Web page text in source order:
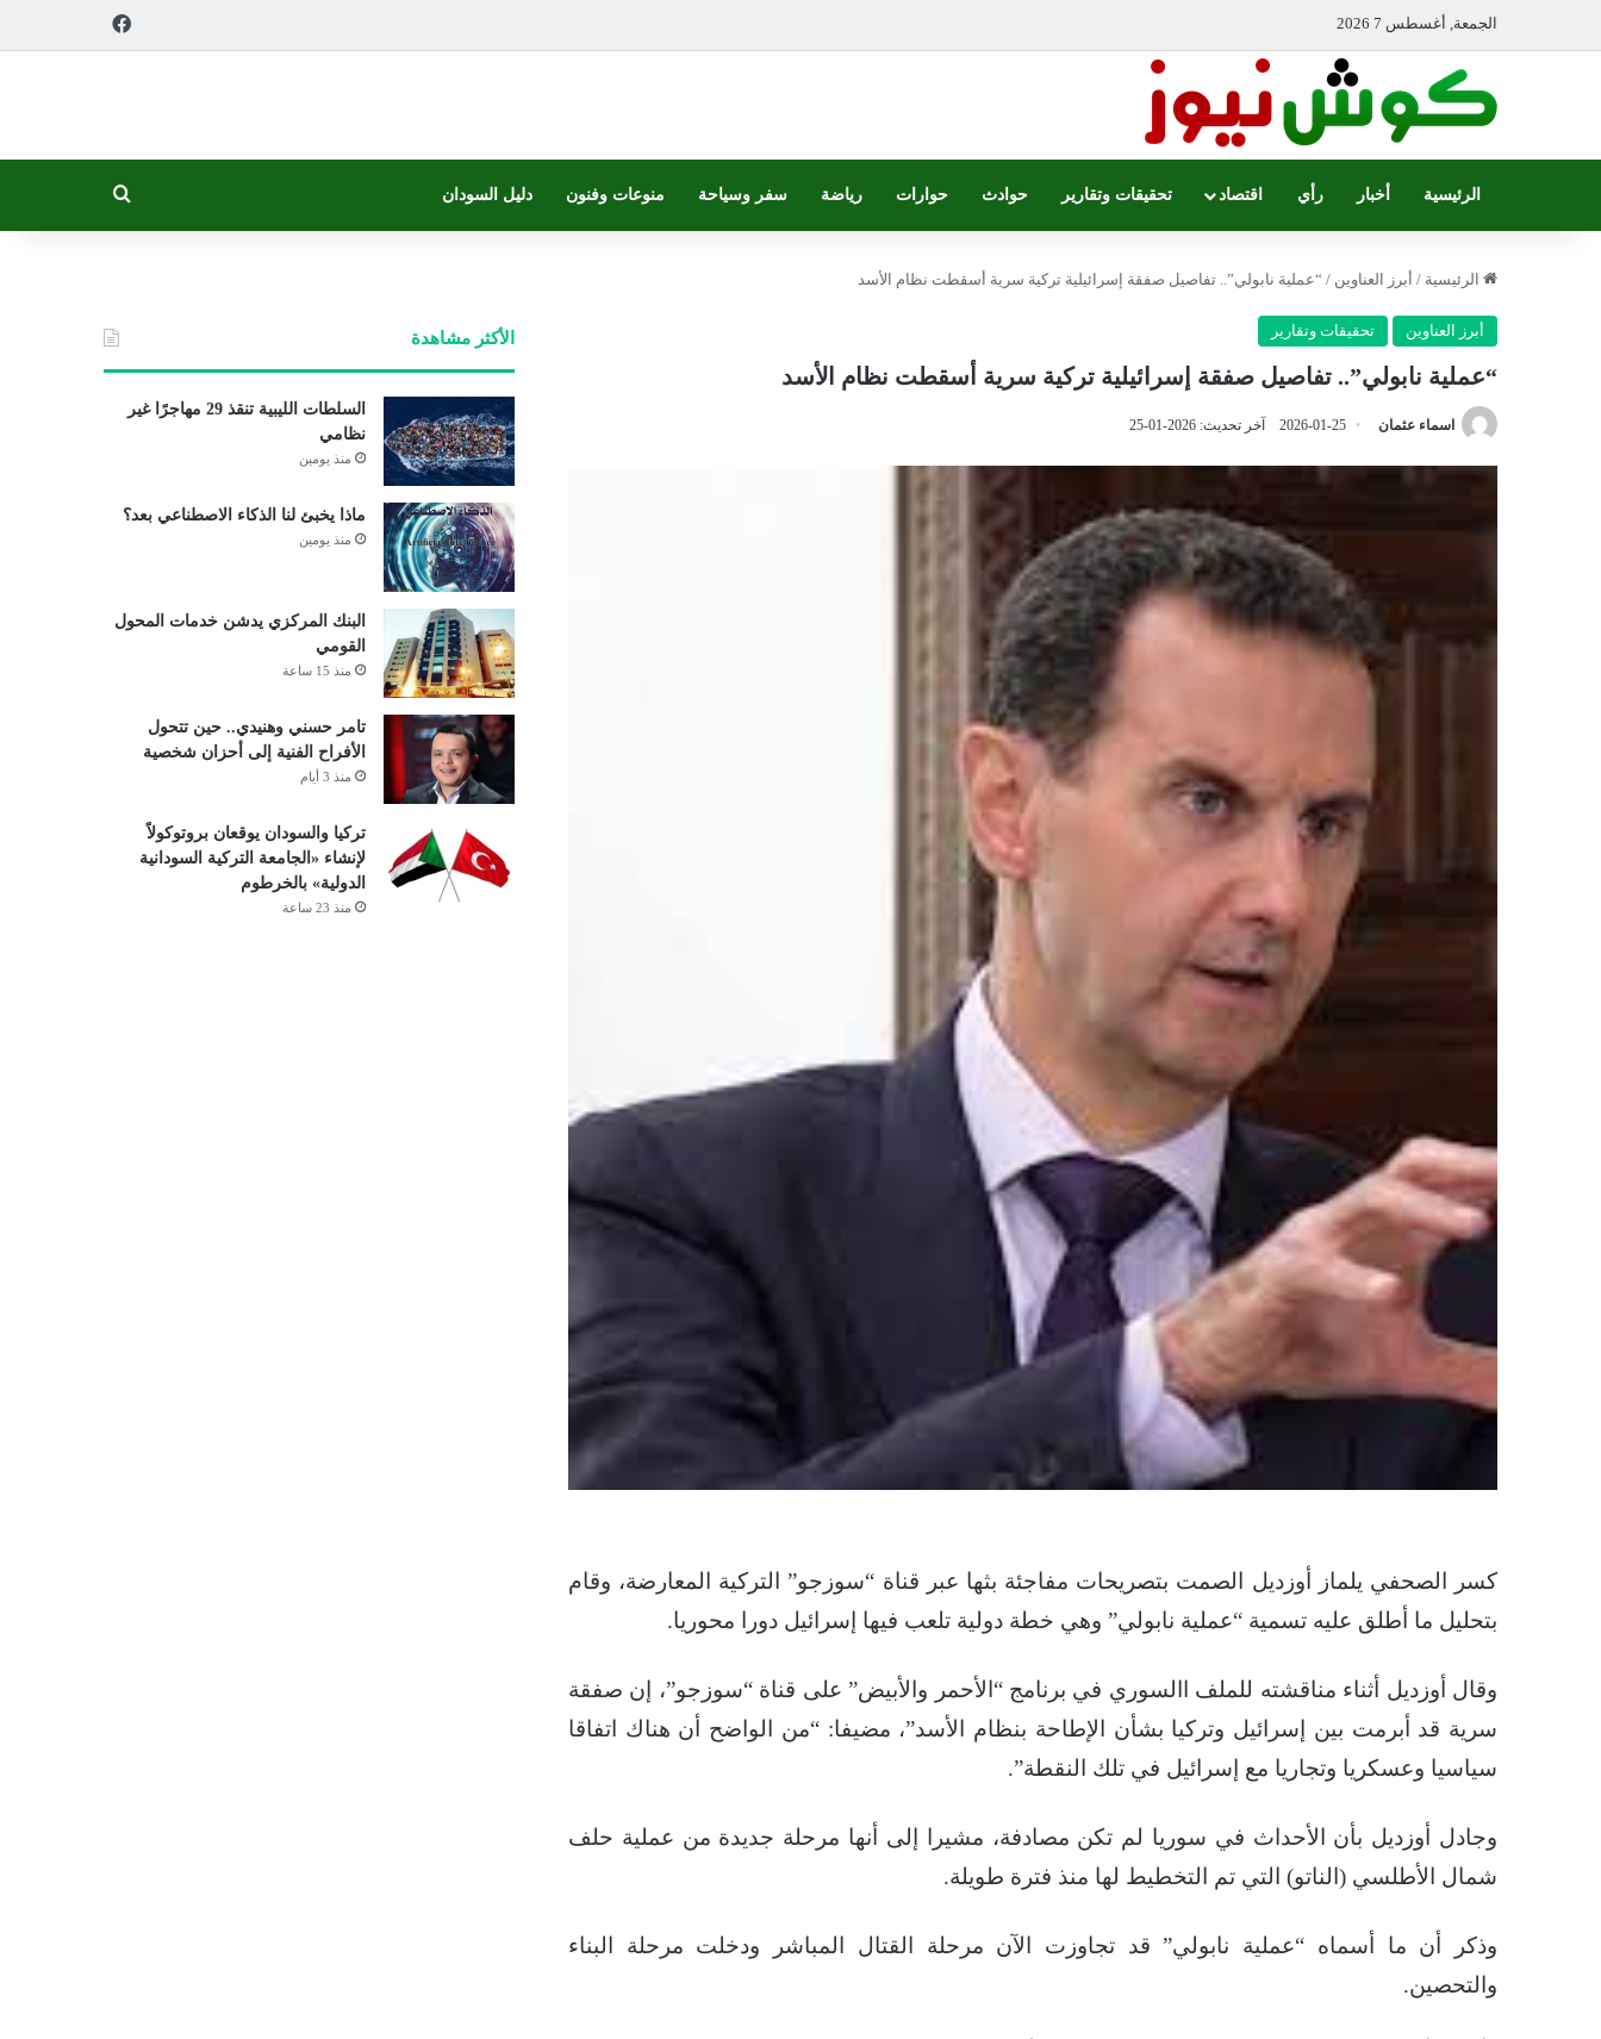
الجمعة, أغسطس 7 2026
الرئيسية أخبار رأي اقتصاد تحقيقات وتقارير حوادث حوارات رياضة سفر وسياحة منوعات وفنون دليل السودان
الرئيسية / أبرز العناوين / “عملية نابولي”.. تفاصيل صفقة إسرائيلية تركية سرية أسقطت نظام الأسد
أبرز العناوين تحقيقات وتقارير
“عملية نابولي”.. تفاصيل صفقة إسرائيلية تركية سرية أسقطت نظام الأسد
اسماء عثمان 2026-01-25 آخر تحديث: 2026-01-25
كسر الصحفي يلماز أوزديل الصمت بتصريحات مفاجئة بثها عبر قناة “سوزجو” التركية المعارضة، وقام
بتحليل ما أطلق عليه تسمية “عملية نابولي” وهي خطة دولية تلعب فيها إسرائيل دورا محوريا.
وقال أوزديل أثناء مناقشته للملف االسوري في برنامج “الأحمر والأبيض” على قناة “سوزجو”، إن صفقة
سرية قد أبرمت بين إسرائيل وتركيا بشأن الإطاحة بنظام الأسد”، مضيفا: “من الواضح أن هناك اتفاقا
سياسيا وعسكريا وتجاريا مع إسرائيل في تلك النقطة”.
وجادل أوزديل بأن الأحداث في سوريا لم تكن مصادفة، مشيرا إلى أنها مرحلة جديدة من عملية حلف
شمال الأطلسي (الناتو) التي تم التخطيط لها منذ فترة طويلة.
وذكر أن ما أسماه “عملية نابولي” قد تجاوزت الآن مرحلة القتال المباشر ودخلت مرحلة البناء
والتحصين.
الأكثر مشاهدة
السلطات الليبية تنقذ 29 مهاجرًا غير
نظامي
منذ يومين
ماذا يخبئ لنا الذكاء الاصطناعي بعد؟
منذ يومين
البنك المركزي يدشن خدمات المحول
القومي
منذ 15 ساعة
تامر حسني وهنيدي.. حين تتحول
الأفراح الفنية إلى أحزان شخصية
منذ 3 أيام
تركيا والسودان يوقعان بروتوكولاً
لإنشاء «الجامعة التركية السودانية
الدولية» بالخرطوم
منذ 23 ساعة